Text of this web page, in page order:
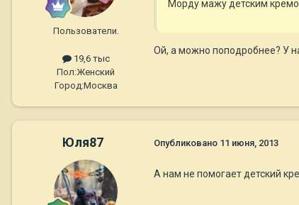
Пользователи.
19,6 тыс
Пол:Женский
Город:Москва
Морду мажу детским
Ой, а можно поподробнее? У
Юля87 Опубликовано 11 июня, 2013
А нам не помогает детский